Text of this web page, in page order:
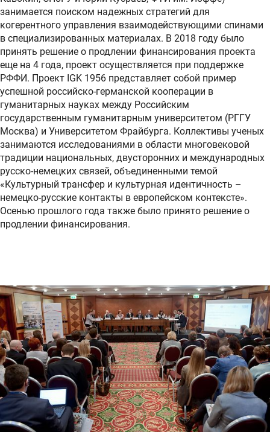
занимается поиском надежных стратегий для
когерентного управления взаимодействующими спинами
в специализированных материалах. В 2018 году было
принять решение о продлении финансирования проекта
еще на 4 года, проект осуществляется при поддержке
РФФИ. Проект IGK 1956 представляет собой пример
успешной российско-германской кооперации в
гуманитарных науках между Российским
государственным гуманитарным университетом (РГГУ
Москва) и Университетом Фрайбурга. Коллективы ученых
занимаются исследованиями в области многовековой
традиции национальных, двусторонних и международных
русско-немецких связей, объединенными темой
«Культурный трансфер и культурная идентичность –
немецко-русские контакты в европейском контексте».
Осенью прошлого года также было принято решение о
продлении финансирования.